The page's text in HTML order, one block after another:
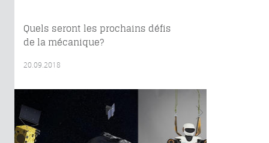
Quels seront les prochains défis
de la mécanique?
20.09.2018